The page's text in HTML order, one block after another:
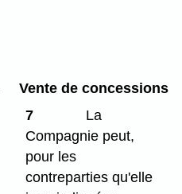
Vente de concessions
7
La
Compagnie peut,
pour les
contreparties qu'elle